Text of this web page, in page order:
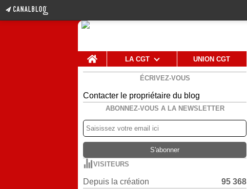
Home
LA CGT UNION CGT
ÉCRIVEZ-VOUS
Contacter le propriétaire du blog
ABONNEZ-VOUS A LA NEWSLETTER
VISITEURS
Depuis la création 95 368